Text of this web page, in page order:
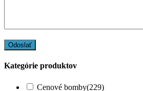
Kategórie produktov
Cenové bomby(229)